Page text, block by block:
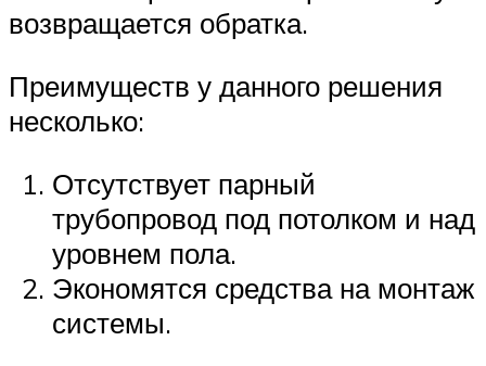
возвращается обратка.
Преимуществ у данного решения
несколько:
Отсутствует парный
трубопровод под потолком и над
уровнем пола.
Экономятся средства на монтаж
системы.